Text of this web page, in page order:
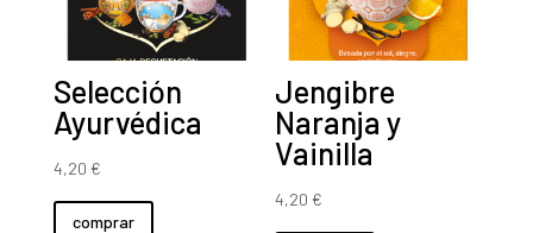
Selección
Ayurvédica
4,20 €
comprar
Jengibre
Naranja y
Vainilla
4,20 €